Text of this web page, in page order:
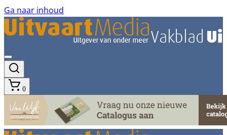
Ga naar inhoud
0